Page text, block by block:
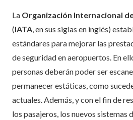
La Organización Internacional
(IATA, en sus siglas en inglés)
estándares para mejorar las
de seguridad en aeropuertos. En
personas deberán poder ser
permanecer estáticas, como
actuales. Además, y con el fin de
los pasajeros, los nuevos sistemas